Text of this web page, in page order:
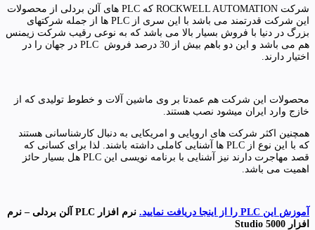
شرکت ROCKWELL AUTOMATION که PLC های آلن بردلی از محصولات
این شرکت قدرتمند می باشد با این سری از PLC ها از جمله شرکتهای
بزرگ در دنیا با فروش بسیار بالا می باشد که به نوعی رقیب شرکت زیمنس
هم می باشد و این دو باهم بیش از 30 درصد فروش PLC در جهان را در
اختیار دارند.
محصولات این شرکت هم عمدتا بر وی ماشین آلات و خطوط تولیدی که از
خازج وارد ایران میشود نصب هستند.
همچنین اکثر شرکت های اروپایی و امریکایی به دنبال کارشناسانی هستند
که با این نوع از PLC ها آشنایی کاملی داشته باشند. لذا برای کسانی که
قصد مهاجرت دارند نیز آشنایی با برنامه نویسی این PLC هل بسیار حائز
اهمیت می باشد.
آموزش این PLC را از اینجا دریافت نمایید.
نرم افزار PLC آلن بردلی – نرم
افزار Studio 5000